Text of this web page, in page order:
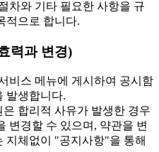
차와 기타 필요한 사항을 규
적으로 합니다.
력과 변경)
비스 메뉴에 게시하여 공시함
발생합니다.
합리적 사유가 발생한 경우
변경할 수 있으며, 약관을 변
지체없이 "공지사항"을 통해